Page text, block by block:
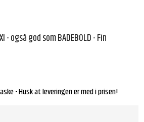
- også god som BADEBOLD - Fin
- Husk at leveringen er med i prisen!